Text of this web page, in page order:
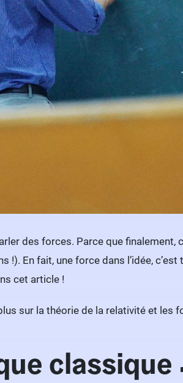
des forces. Parce que finalement,
!). En fait, une force dans l’idée, c’est
cet article !
sur la théorie de la relativité et les
classique